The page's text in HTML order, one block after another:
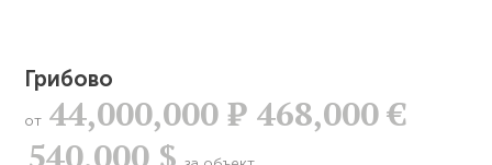
Грибово
от 44,000,000Р 468,000 €
540,000 $